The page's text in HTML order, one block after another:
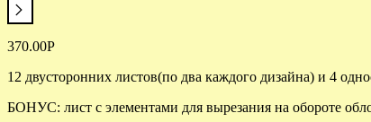
370.00Р
12 двусторонних листов(по два каждого дизайна) и 4
БОНУС: лист с элементами для вырезания на обороте